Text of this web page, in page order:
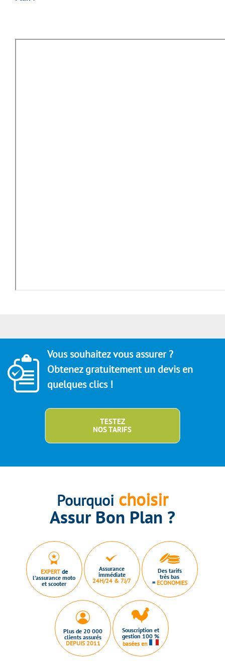
Vous souhaitez vous assurer ?
Obtenez gratuitement un devis en
quelques clics !
TESTEZ
NOS TARIFS
Pourquoi choisir
Assur Bon Plan ?
EXPERTde
l’assurance moto
et scooter
Assurance
immédiate
24H/24 & 7J/7
Des tarifs
très bas
= ECONOMIES
Plus de 20 000
clients assurés
DEPUIS 2011
Souscription et
gestion 100 %
basées en